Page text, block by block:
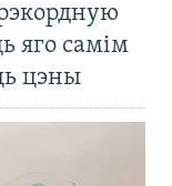
яго самім
цэны